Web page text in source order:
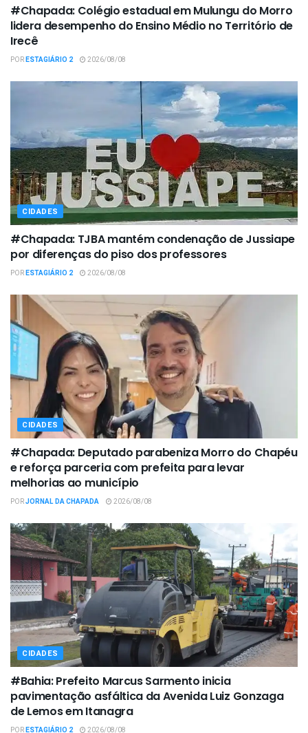
#Chapada: Colégio estadual em Mulungu do Morro
lidera desempenho do Ensino Médio no Território de
Irecê
PORESTAGIÁRIO 2 2026/08/08
CIDADES
#Chapada: TJBA mantém condenação de Jussiape
por diferenças do piso dos professores
PORESTAGIÁRIO 2 2026/08/08
CIDADES
#Chapada: Deputado parabeniza Morro do Chapéu
e reforça parceria com prefeita para levar
melhorias ao município
PORJORNAL DA CHAPADA 2026/08/08
CIDADES
#Bahia: Prefeito Marcus Sarmento inicia
pavimentação asfáltica da Avenida Luiz Gonzaga
de Lemos em Itanagra
PORESTAGIÁRIO 2 2026/08/08